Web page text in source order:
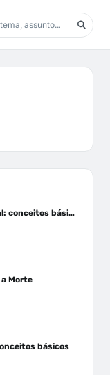
Intubação Orotraqueal: conceitos básicos
Morte
básicos